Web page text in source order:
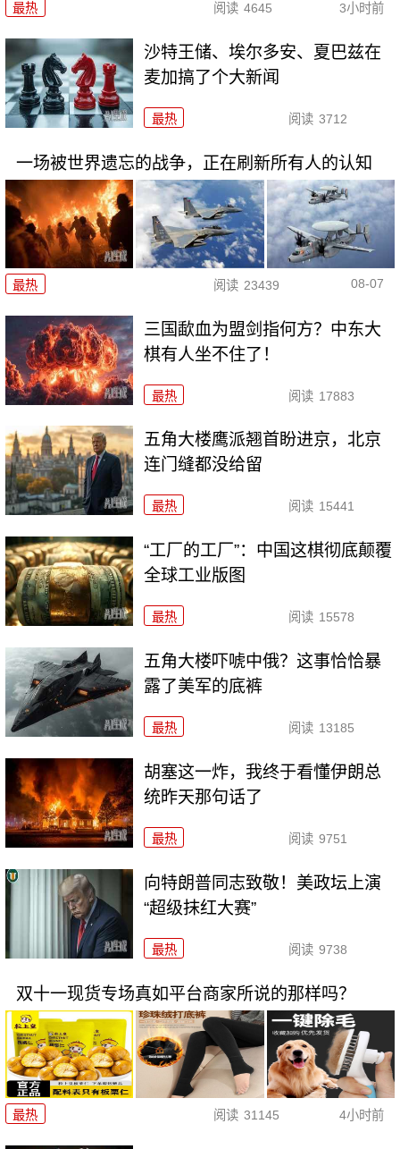
最热 阅读 4645 3小时前
沙特王储、埃尔多安、夏巴兹在
麦加搞了个大新闻
最热 阅读 3712
一场被世界遗忘的战争，正在刷新所有人的认知
最热 阅读 23439 08-07
三国歃血为盟剑指何方？中东大
棋有人坐不住了！
最热 阅读 17883
五角大楼鹰派翘首盼进京，北京
连门缝都没给留
最热 阅读 15441
“工厂的工厂”：中国这棋彻底颠覆
全球工业版图
最热 阅读 15578
五角大楼吓唬中俄？这事恰恰暴
露了美军的底裤
最热 阅读 13185
胡塞这一炸，我终于看懂伊朗总
统昨天那句话了
最热 阅读 9751
向特朗普同志致敬！美政坛上演
“超级抹红大赛”
最热 阅读 9738
双十一现货专场真如平台商家所说的那样吗？
最热 阅读 31145 4小时前